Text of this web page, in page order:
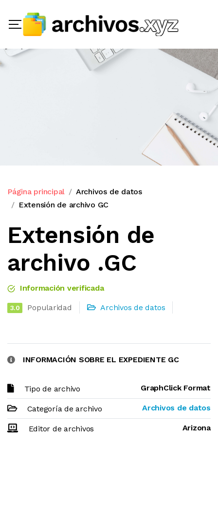
Página principal
Archivos de datos
Extensión de archivo GC
Extensión de
archivo .GC
Información verificada
3.0 Popularidad Archivos de datos
INFORMACIÓN SOBRE EL EXPEDIENTE GC
Tipo de archivo GraphClick Format
Categoría de archivo Archivos de datos
Editor de archivos Arizona